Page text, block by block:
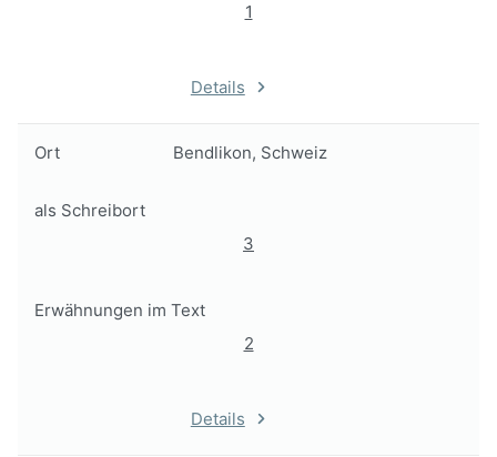
1
Details
Ort Bendlikon, Schweiz
als Schreibort
3
Erwähnungen im Text
2
Details